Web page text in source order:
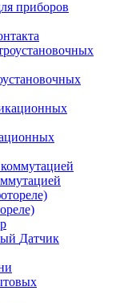
приборов
Датчик